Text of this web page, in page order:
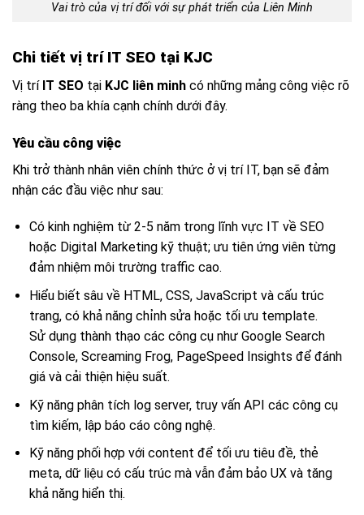
Vai trò của vị trí đối với sự phát triển của Liên Minh
Chi tiết vị trí IT SEO tại KJC
Vị trí IT SEO tại KJC liên minh có những mảng công việc rõ
ràng theo ba khía cạnh chính dưới đây.
Yêu cầu công việc
Khi trở thành nhân viên chính thức ở vị trí IT, bạn sẽ đảm
nhận các đầu việc như sau:
Có kinh nghiệm từ 2-5 năm trong lĩnh vực IT về SEO
hoặc Digital Marketing kỹ thuật; ưu tiên ứng viên từng
đảm nhiệm môi trường traffic cao.
Hiểu biết sâu về HTML, CSS, JavaScript và cấu trúc
trang, có khả năng chỉnh sửa hoặc tối ưu template.
Sử dụng thành thạo các công cụ như Google Search
Console, Screaming Frog, PageSpeed Insights để đánh
giá và cải thiện hiệu suất.
Kỹ năng phân tích log server, truy vấn API các công cụ
tìm kiếm, lập báo cáo công nghệ.
Kỹ năng phối hợp với content để tối ưu tiêu đề, thẻ
meta, dữ liệu có cấu trúc mà vẫn đảm bảo UX và tăng
khả năng hiển thị.